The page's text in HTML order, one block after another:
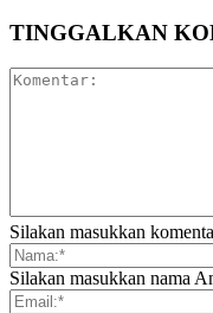
TINGGALKAN
Silakan masukkan
Silakan masukkan nama